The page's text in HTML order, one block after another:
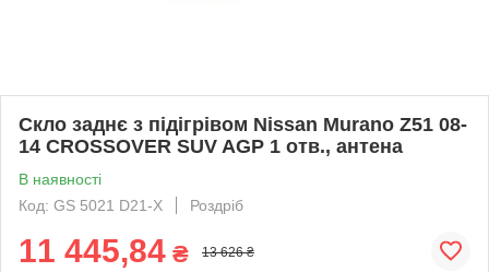
Скло заднє з підігрівом Nissan Murano Z51 08-
14 CROSSOVER SUV AGP 1 отв., антена
В наявності
Код: GS 5021 D21-X
Роздріб
11 445,84 ₴ 13 626 ₴